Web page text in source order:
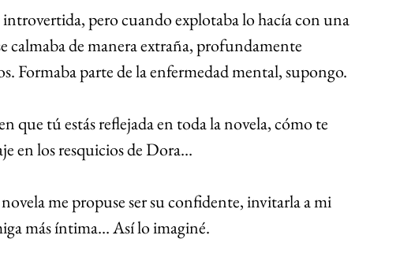
pero cuando explotaba lo hacía con una
calmaba de manera extraña, profundamente
Formaba parte de la enfermedad mental, supongo.
que tú estás reflejada en toda la novela, cómo te
en los resquicios de Dora…
me propuse ser su confidente, invitarla a mi
más íntima… Así lo imaginé.